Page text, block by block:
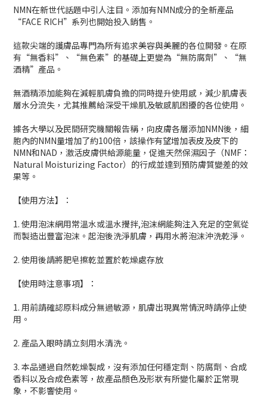
NMN在新世代話題中引人注目。添加有NMN成分的全新產品
“FACE RICH”系列也開始投入銷售。
這款尖端的護膚品專門為所有追求美容與美麗的各位開發。在原
有“無香料”、“無色素”的基礎上更變為“無防腐劑”、“無
酒精”產品。
無酒精添加能夠在減輕肌膚負擔的同時提升使用感，減少肌膚表
層水分流失，尤其推薦給深受干燥肌及敏感肌困擾的各位使用。
據各大學以及民間研究機關報告稱，向皮膚各層添加NMN後，細
胞內的NMN量增加了約100倍，該操作有望增加表皮及皮下的
NMN和NAD，激活皮膚供給源能量，促進天然保濕因子（NMF：
Natural Moisturizing Factor）的行成並達到預防膚質變差的效
果等。
【使用方法】：
1. 使用泡沫網用常溫水或溫水攪拌,泡沫網能夠注入充足的空氣從
而製造出豐富泡沫。起泡後洗淨肌膚，再用水將泡沫沖洗乾淨。
2. 使用後請將肥皂擦乾並置於乾燥處存放
【使用時注意事項】：
1. 用前請確認原料成分無過敏源，肌膚出現異常情況時請停止使
用。
2. 產品入眼時請立刻用水清洗。
3. 本品通過自然乾燥製成，沒有添加任何穩定劑、防腐劑、合成
香料以及合成色素等，故產品顏色及形狀有所變化屬於正常現
象，不影響使用。